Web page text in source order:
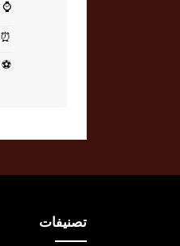
⌚
⏰
⚽
تصنيفات